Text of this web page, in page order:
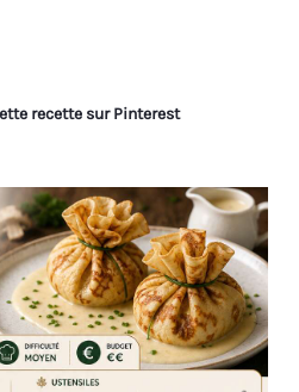
recette sur Pinterest